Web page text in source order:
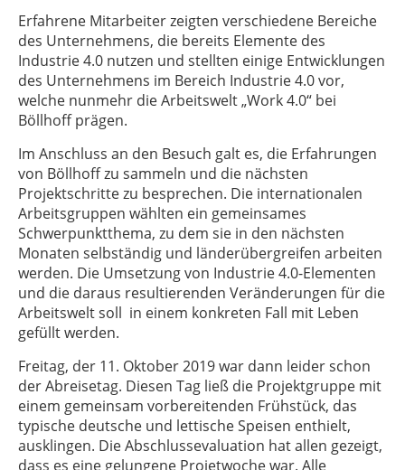
Erfahrene Mitarbeiter zeigten verschiedene Bereiche
des Unternehmens, die bereits Elemente des
Industrie 4.0 nutzen und stellten einige Entwicklungen
des Unternehmens im Bereich Industrie 4.0 vor,
welche nunmehr die Arbeitswelt „Work 4.0“ bei
Böllhoff prägen.
Im Anschluss an den Besuch galt es, die Erfahrungen
von Böllhoff zu sammeln und die nächsten
Projektschritte zu besprechen. Die internationalen
Arbeitsgruppen wählten ein gemeinsames
Schwerpunktthema, zu dem sie in den nächsten
Monaten selbständig und länderübergreifen arbeiten
werden. Die Umsetzung von Industrie 4.0-Elementen
und die daraus resultierenden Veränderungen für die
Arbeitswelt soll in einem konkreten Fall mit Leben
gefüllt werden.
Freitag, der 11. Oktober 2019 war dann leider schon
der Abreisetag. Diesen Tag ließ die Projektgruppe mit
einem gemeinsam vorbereitenden Frühstück, das
typische deutsche und lettische Speisen enthielt,
ausklingen. Die Abschlussevaluation hat allen gezeigt,
dass es eine gelungene Projetwoche war. Alle